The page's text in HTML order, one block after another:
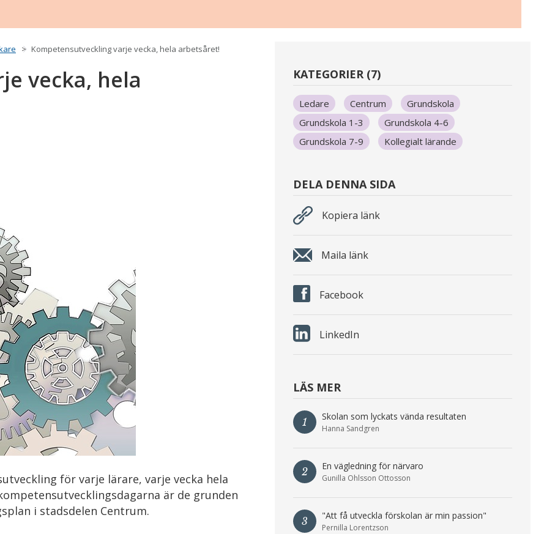
Kompetensutveckling varje vecka, hela arbetsåret!
vecka, hela
för varje lärare, varje vecka hela
är de grunden
i stadsdelen Centrum.
KATEGORIER (7)
Ledare Centrum
Grundskola
Grundskola 1-3
Grundskola 4-6
Grundskola 7-9
Kollegialt lärande
DELA DENNA SIDA
Kopiera länk
Maila länk
Facebook
LinkedIn
LÄS MER
1 Skolan som lyckats vända resultaten
Hanna Sandgren
2 En vägledning för närvaro
Gunilla Ohlsson Ottosson
3 "Att få utveckla förskolan är min passion"
Pernilla Lorentzson